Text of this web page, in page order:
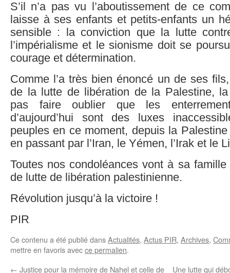
S’il n’a pas vu l’aboutissement de ce
laisse à ses enfants et petits-enfants un
sensible : la conviction que la lutte
l’impérialisme et le sionisme doit se
courage et détermination.
Comme l’a très bien énoncé un de ses
de la lutte de libération de la Palestine,
pas faire oublier que les
d’aujourd’hui sont des luxes
peuples en ce moment, depuis la Palestine
en passant par l’Iran, le Yémen, l’Irak et le
Toutes nos condoléances vont à sa
de lutte de libération palestinienne.
Révolution jusqu’à la victoire !
PIR
Ce contenu a été publié dansActualités, Actus PIR, Archives,
mettre en favoris avecce permalien.
← Justice pour la mémoire de Nahel et celle de Une lutte qui